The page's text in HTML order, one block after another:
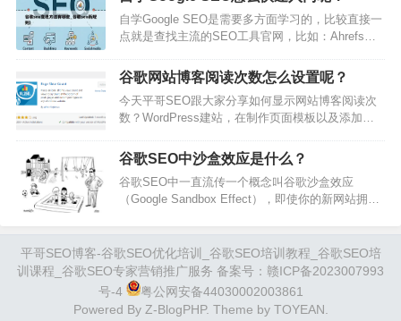
中变得很重要一样，它们也已成为许多商业营销策
略不可或缺的一部分。事实上，49%的营销人员认
为自然搜索是投资回报率最高的渠道。自然搜索只
是常规的非广告搜索引擎结果的一个花哨名称，营
销人员使用自然搜索作为营销渠道的方式是通过
自学Google SEO是需要多方面学习的，比较直接一
点就是查找主流的SEO工具官网，比如：Ahrefs，
学习；另外就是一些国外的SEO大神博客，比如：
Backlinko.com，searchenginejournal.com；最后就
是可以买一些SEO底层逻辑的书看一下。SEO领域
内，包含多个板块：关键词研究，SEO诊断，技术
SEO，On P…
谷歌网站博客阅读次数怎么设置呢？
今天平哥SEO跟大家分享如何显示网站博客阅读次
数？WordPress建站，在制作页面模板以及添加各
面和文章显示浏览量，可以增加访客阅读的兴趣，
也可以让我们自己看出哪些文章在你的网站上非常
受欢迎。这里就可以启用WordPress插件：Page
View Count1、Page View Count在WordPress后台
谷歌SEO中沙盒效应是什么？
谷歌SEO中一直流传一个概念叫谷歌沙盒效应
（Google Sandbox Effect），即使你的新网站拥有
一。谷歌沙盒效应真实存在吗？如果存在，我们该
如何做？本文将围绕谷歌沙盒向大家详细介绍谷歌
沙盒的来源和应对方法。文章内容较长，建议先收
藏再看。让我们开始吧！什么是谷歌沙盒?2004年有
人在Webmaster…
平哥SEO博客-谷歌SEO优化培训_谷歌SEO培训教程_谷歌SEO培
训课程_谷歌SEO专家营销推广服务 备案号： 赣ICP备2023007993
号-4
粤公网安备44030002003861
Powered By Z-BlogPHP. Theme by TOYEAN.